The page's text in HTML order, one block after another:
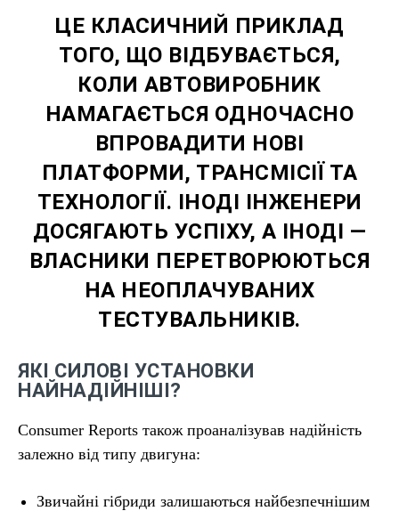
ЦЕ КЛАСИЧНИЙ ПРИКЛАД
ТОГО, ЩО ВІДБУВАЄТЬСЯ,
КОЛИ АВТОВИРОБНИК
НАМАГАЄТЬСЯ ОДНОЧАСНО
ВПРОВАДИТИ НОВІ
ПЛАТФОРМИ, ТРАНСМІСІЇ ТА
ТЕХНОЛОГІЇ. ІНОДІ ІНЖЕНЕРИ
ДОСЯГАЮТЬ УСПІХУ, А ІНОДІ —
ВЛАСНИКИ ПЕРЕТВОРЮЮТЬСЯ
НА НЕОПЛАЧУВАНИХ
ТЕСТУВАЛЬНИКІВ.
ЯКІ СИЛОВІ УСТАНОВКИ
НАЙНАДІЙНІШІ?
Consumer Reports також проаналізував надійність
залежно від типу двигуна:
Звичайні гібриди залишаються найбезпечнішим